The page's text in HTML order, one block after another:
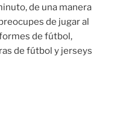
de una manera
de jugar al
de fútbol,
de fútbol y jerseys